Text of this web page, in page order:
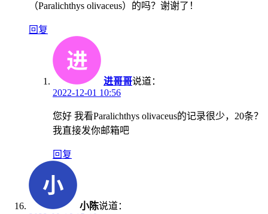
（Paralichthys olivaceus）的吗？谢谢了！
回复
进哥哥说道：
2022-12-01 10:56
您好 我看Paralichthys olivaceus的记录很少，20条？
我直接发你邮箱吧
回复
小陈说道：